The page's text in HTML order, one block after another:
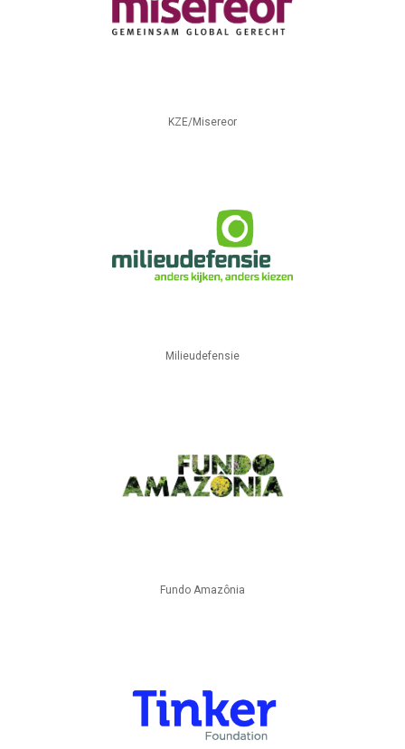
KZE/Misereor
Milieudefensie
Fundo Amazônia